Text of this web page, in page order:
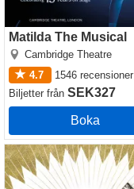
Matilda The Musical
Cambridge Theatre
4.7
1546 recensioner
Biljetter från SEK327
Boka
The Book of Mormon